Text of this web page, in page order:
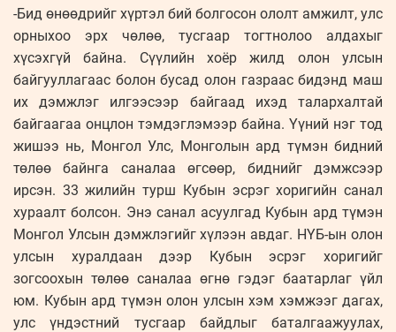
-Бид өнөөдрийг хүртэл бий болгосон ололт амжилт, улс
орныхоо эрх чөлөө, тусгаар тогтнолоо алдахыг
хүсэхгүй байна. Сүүлийн хоёр жилд олон улсын
байгууллагаас болон бусад олон газраас бидэнд маш
их дэмжлэг илгээсээр байгаад ихэд талархалтай
байгаагаа онцлон тэмдэглэмээр байна. Үүний нэг тод
жишээ нь, Монгол Улс, Монголын ард түмэн бидний
төлөө байнга саналаа өгсөөр, биднийг дэмжсээр
ирсэн. 33 жилийн турш Кубын эсрэг хоригийн санал
хураалт болсон. Энэ санал асуулгад Кубын ард түмэн
Монгол Улсын дэмжлэгийг хүлээн авдаг. НҮБ-ын олон
улсын хуралдаан дээр Кубын эсрэг хоригийг
зогсоохын төлөө саналаа өгнө гэдэг баатарлаг үйл
юм. Кубын ард түмэн олон улсын хэм хэмжээг дагах,
улс үндэстний тусгаар байдлыг баталгаажуулах,